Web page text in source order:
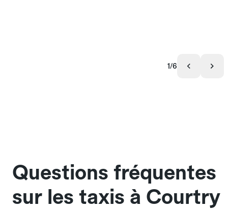
1/6
Questions fréquentes
sur les taxis à Courtry